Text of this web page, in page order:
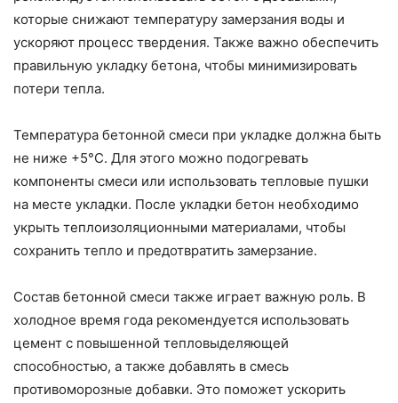
которые снижают температуру замерзания воды и
ускоряют процесс твердения. Также важно обеспечить
правильную укладку бетона, чтобы минимизировать
потери тепла.
Температура бетонной смеси при укладке должна быть
не ниже +5°C. Для этого можно подогревать
компоненты смеси или использовать тепловые пушки
на месте укладки. После укладки бетон необходимо
укрыть теплоизоляционными материалами, чтобы
сохранить тепло и предотвратить замерзание.
Состав бетонной смеси также играет важную роль. В
холодное время года рекомендуется использовать
цемент с повышенной тепловыделяющей
способностью, а также добавлять в смесь
противоморозные добавки. Это поможет ускорить